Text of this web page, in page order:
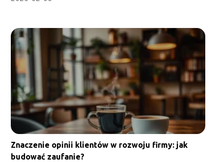
Znaczenie opinii klientów w rozwoju firmy: jak
budować zaufanie?